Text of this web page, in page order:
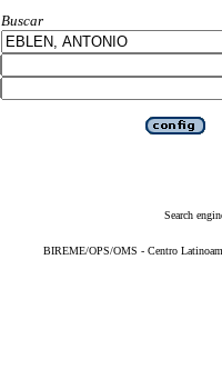
Buscar
Search
BIREME/OPS/OMS - Centro